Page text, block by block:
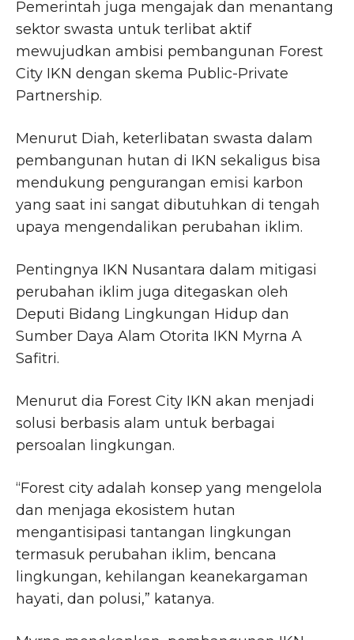
Pemerintah juga mengajak dan menantang
sektor swasta untuk terlibat aktif
mewujudkan ambisi pembangunan Forest
City IKN dengan skema Public-Private
Partnership.
Menurut Diah, keterlibatan swasta dalam
pembangunan hutan di IKN sekaligus bisa
mendukung pengurangan emisi karbon
yang saat ini sangat dibutuhkan di tengah
upaya mengendalikan perubahan iklim.
Pentingnya IKN Nusantara dalam mitigasi
perubahan iklim juga ditegaskan oleh
Deputi Bidang Lingkungan Hidup dan
Sumber Daya Alam Otorita IKN Myrna A
Safitri.
Menurut dia Forest City IKN akan menjadi
solusi berbasis alam untuk berbagai
persoalan lingkungan.
“Forest city adalah konsep yang mengelola
dan menjaga ekosistem hutan
mengantisipasi tantangan lingkungan
termasuk perubahan iklim, bencana
lingkungan, kehilangan keanekargaman
hayati, dan polusi,” katanya.